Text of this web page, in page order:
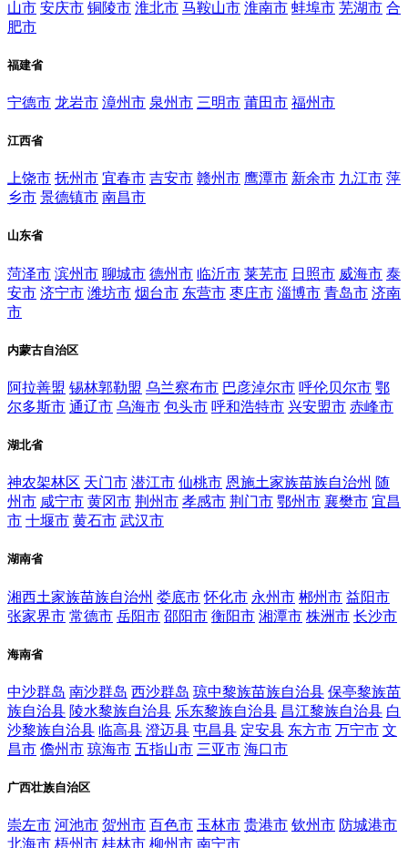
山市 安庆市 铜陵市 淮北市 马鞍山市 淮南市 蚌埠市 芜湖市 合
肥市
福建省
宁德市 龙岩市 漳州市 泉州市 三明市 莆田市 福州市
江西省
上饶市 抚州市 宜春市 吉安市 赣州市 鹰潭市 新余市 九江市 萍
乡市 景德镇市 南昌市
山东省
菏泽市 滨州市 聊城市 德州市 临沂市 莱芜市 日照市 威海市 泰
安市 济宁市 潍坊市 烟台市 东营市 枣庄市 淄博市 青岛市 济南
市
内蒙古自治区
阿拉善盟 锡林郭勒盟 乌兰察布市 巴彦淖尔市 呼伦贝尔市 鄂
尔多斯市 通辽市 乌海市 包头市 呼和浩特市 兴安盟市 赤峰市
湖北省
神农架林区 天门市 潜江市 仙桃市 恩施土家族苗族自治州 随
州市 咸宁市 黄冈市 荆州市 孝感市 荆门市 鄂州市 襄樊市 宜昌
市 十堰市 黄石市 武汉市
湖南省
湘西土家族苗族自治州 娄底市 怀化市 永州市 郴州市 益阳市
张家界市 常德市 岳阳市 邵阳市 衡阳市 湘潭市 株洲市 长沙市
海南省
中沙群岛 南沙群岛 西沙群岛 琼中黎族苗族自治县 保亭黎族苗
族自治县 陵水黎族自治县 乐东黎族自治县 昌江黎族自治县 白
沙黎族自治县 临高县 澄迈县 屯昌县 定安县 东方市 万宁市 文
昌市 儋州市 琼海市 五指山市 三亚市 海口市
广西壮族自治区
崇左市 河池市 贺州市 百色市 玉林市 贵港市 钦州市 防城港市
北海市 梧州市 桂林市 柳州市 南宁市